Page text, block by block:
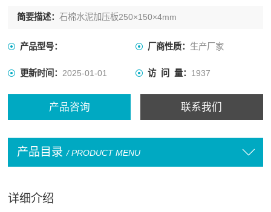
简要描述： 石棉水泥加压板250×150×4mm
产品型号： 厂商性质： 生产厂家
更新时间：2025-01-01 访 问 量： 1937
产品咨询 联系我们
产品目录 / PRODUCT MENU
详细介绍